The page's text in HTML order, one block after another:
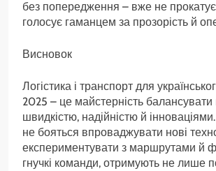
без попередження – вже не
голосує гаманцем за прозорість й
Висновок
Логістика і транспорт для
2025 – це майстерність балансувати
швидкістю, надійністю й інноваціями.
не бояться впроваджувати нові
експериментувати з маршрутами й
гнучкі команди, отримують не лише